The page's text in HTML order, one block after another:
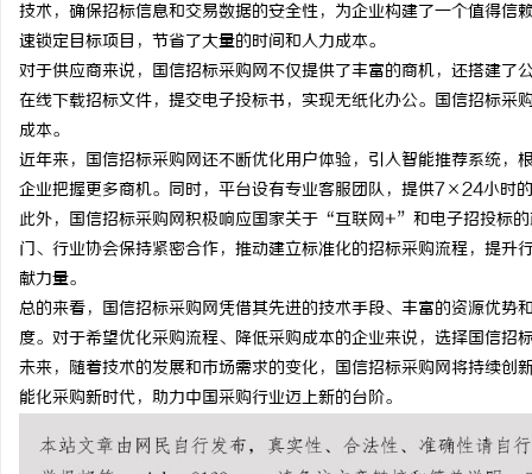
技术，确保招标信息和交易数据的安全性，为企业构建了一个值得
速锁定目标项目，节省了大量的时间和人力成本。
对于供应商来说，国信招标采购网不仅提供了丰富的商机，还搭建
在线下载招标文件，提交电子投标书，实现无纸化办公。国信招标
成本。
近年来，国信招标采购网还不断优化用户体验，引入智能推荐系统
企业把握更多商机。同时，平台设有专业客服团队，提供7×24小时
此外，国信招标采购网积极响应国家关于“互联网+”和电子招投标
门、行业协会保持紧密合作，推动建立标准化的招标采购流程，提
献力量。
总的来看，国信招标采购网凭借其先进的技术手段、丰富的资源优
度。对于希望优化采购流程、降低采购成本的企业来说，选择国信招
未来，随着技术的发展和市场需求的变化，国信招标采购网将持续
能化采购新时代，助力中国采购行业迈上新的台阶。
武汉配眼镜 上海配眼镜